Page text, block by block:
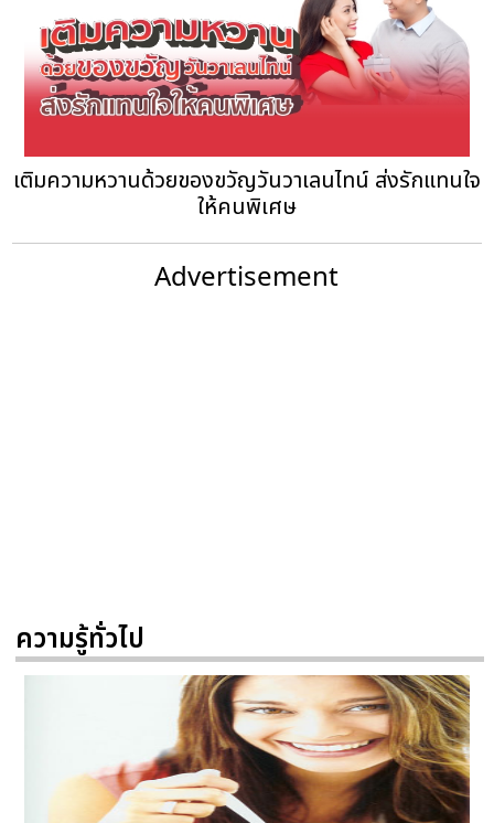
เติมความหวานด้วยของขวัญวันวาเลนไทน์ ส่งรักแทนใจ
ให้คนพิเศษ
Advertisement
ความรู้ทั่วไป